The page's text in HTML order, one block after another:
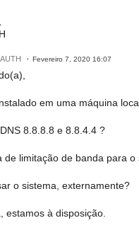
Fevereiro 7, 2020 16:07
em uma máquina
8.8.8.8 e 8.8.4.4 ?
de limitação de banda para o
o sistema, externamente?
estamos à disposição.